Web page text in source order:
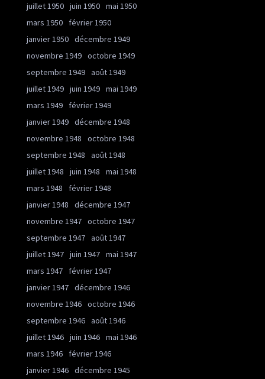
juillet 1950 juin 1950 mai 1950
mars 1950
février 1950
janvier 1950 décembre 1949
novembre 1949 octobre 1949
septembre 1949 août 1949
juillet 1949 juin 1949 mai 1949
mars 1949
février 1949
janvier 1949 décembre 1948
novembre 1948
octobre 1948
septembre 1948
août 1948
juillet 1948
juin 1948
mai 1948
mars 1948
février 1948
janvier 1948
décembre 1947
novembre 1947 octobre 1947
septembre 1947 août 1947
juillet 1947 juin 1947 mai 1947
mars 1947
février 1947
janvier 1947 décembre 1946
novembre 1946 octobre 1946
septembre 1946 août 1946
juillet 1946 juin 1946 mai 1946
mars 1946
février 1946
janvier 1946 décembre 1945